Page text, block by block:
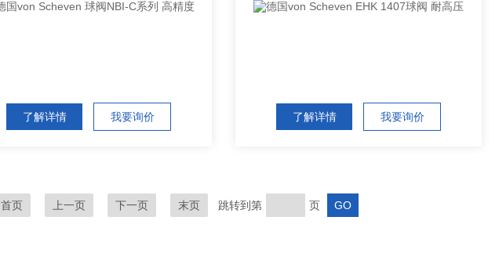
了解详情 我要询价 了解详情 我要询价
首页 上一页 下一页 末页 跳转到第 页